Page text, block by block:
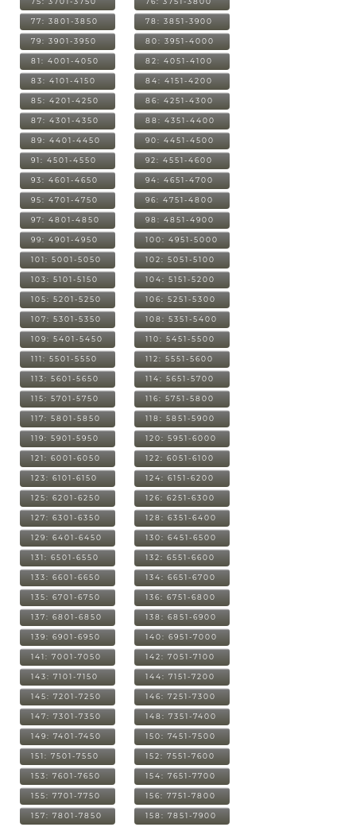
77: 3801-3850 78: 3851-3900
79: 3901-3950 80: 3951-4000
81: 4001-4050 82: 4051-4100
83: 4101-4150 84: 4151-4200
85: 4201-4250 86: 4251-4300
87: 4301-4350 88: 4351-4400
89: 4401-4450 90: 4451-4500
91: 4501-4550 92: 4551-4600
93: 4601-4650 94: 4651-4700
95: 4701-4750 96: 4751-4800
97: 4801-4850 98: 4851-4900
99: 4901-4950 100: 4951-5000
101: 5001-5050 102: 5051-5100
103: 5101-5150 104: 5151-5200
105: 5201-5250 106: 5251-5300
107: 5301-5350 108: 5351-5400
109: 5401-5450 110: 5451-5500
111: 5501-5550 112: 5551-5600
113: 5601-5650 114: 5651-5700
115: 5701-5750 116: 5751-5800
117: 5801-5850 118: 5851-5900
119: 5901-5950 120: 5951-6000
121: 6001-6050 122: 6051-6100
123: 6101-6150 124: 6151-6200
125: 6201-6250 126: 6251-6300
127: 6301-6350 128: 6351-6400
129: 6401-6450 130: 6451-6500
131: 6501-6550 132: 6551-6600
133: 6601-6650 134: 6651-6700
135: 6701-6750 136: 6751-6800
137: 6801-6850 138: 6851-6900
139: 6901-6950 140: 6951-7000
141: 7001-7050 142: 7051-7100
143: 7101-7150 144: 7151-7200
145: 7201-7250 146: 7251-7300
147: 7301-7350 148: 7351-7400
149: 7401-7450 150: 7451-7500
151: 7501-7550 152: 7551-7600
153: 7601-7650 154: 7651-7700
155: 7701-7750 156: 7751-7800
157: 7801-7850 158: 7851-7900